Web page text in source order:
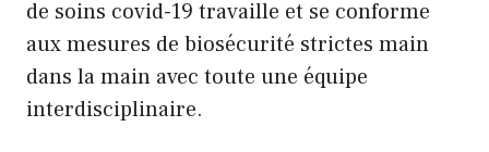
de soins covid-19 travaille et se conforme
aux mesures de biosécurité strictes main
dans la main avec toute une équipe
interdisciplinaire.